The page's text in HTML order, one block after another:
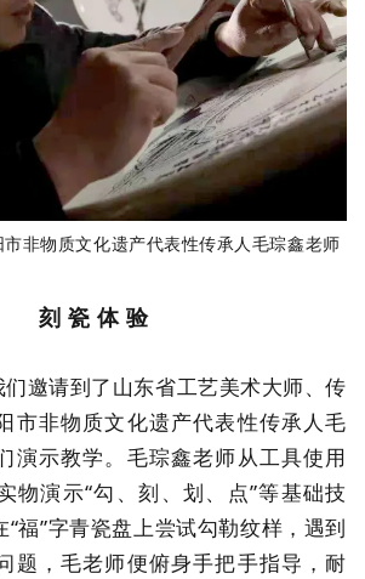
非物质文化遗产代表性传承人毛琮鑫老师
刻 瓷 体 验
邀请到了山东省工艺美术大师、传
市非物质文化遗产代表性传承人毛
演示教学。毛琮鑫老师从工具使用
物演示“勾、刻、划、点”等基础技
福”字青瓷盘上尝试勾勒纹样，遇到
题，毛老师便俯身手把手指导，耐